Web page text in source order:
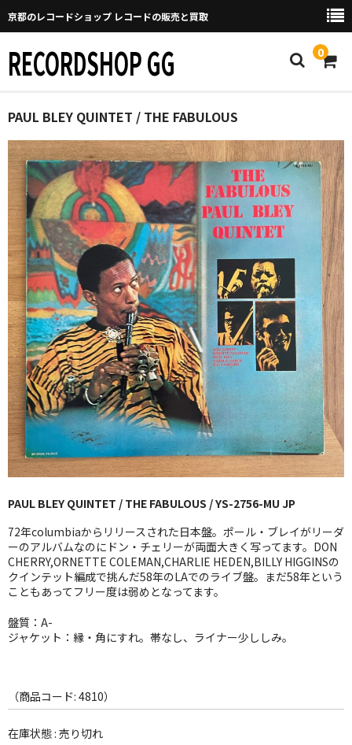
京都のレコードショップ レコードの販売と買取
RECORDSHOP GG 0
Home
マイページ
GGについて
買取について
取り置きなどについて
Categories
New Arrivals
新譜
GG RECORD （当店のレーベル）
全商品
JAZZ-US
BLUE NOTE
JAZZ-EU
JAZZ-JP
JAZZ-VOCAL
ROCK
WORLD
PAUL BLEY QUINTET / THE FABULOUS
PAUL BLEY QUINTET / THE FABULOUS / YS-2756-MU JP
72年columbiaからリリースされた日本盤。ポール・ブレイがリーダ
ーのアルバムなのにドン・チェリーが両面大きく写ってます。DON
CHERRY,ORNETTE COLEMAN,CHARLIE HEDEN,BILLY HIGGINSの
クインテット編成で挑んだ58年のLAでのライブ盤。まだ58年という
こともあってフリー度は弱めとなってます。
盤質：A-
ジャケット：縁・角にすれ。帯なし、ライナー少ししみ。
（商品コード: 4810）
在庫状態 : 売り切れ